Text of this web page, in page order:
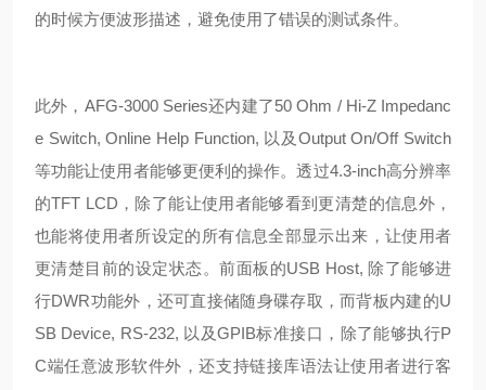
的时候方便波形描述，避免使用了错误的测试条件。
此外，AFG-3000 Series还内建了50 Ohm / Hi-Z Impedanc
e Switch, Online Help Function, 以及Output On/Off Switch
等功能让使用者能够更便利的操作。透过4.3-inch高分辨率
的TFT LCD，除了能让使用者能够看到更清楚的信息外，
也能将使用者所设定的所有信息全部显示出来，让使用者
更清楚目前的设定状态。前面板的USB Host, 除了能够进
行DWR功能外，还可直接储随身碟存取，而背板内建的U
SB Device, RS-232, 以及GPIB标准接口，除了能够执行P
C端任意波形软件外，还支持链接库语法让使用者进行客